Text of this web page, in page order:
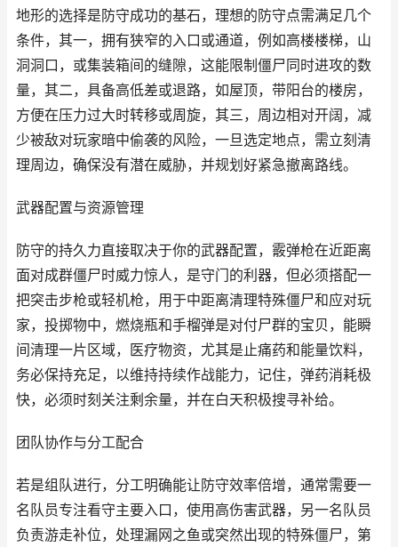
地形的选择是防守成功的基石，理想的防守点需满足几个
条件，其一，拥有狭窄的入口或通道，例如高楼楼梯，山
洞洞口，或集装箱间的缝隙，这能限制僵尸同时进攻的数
量，其二，具备高低差或退路，如屋顶，带阳台的楼房，
方便在压力过大时转移或周旋，其三，周边相对开阔，减
少被敌对玩家暗中偷袭的风险，一旦选定地点，需立刻清
理周边，确保没有潜在威胁，并规划好紧急撤离路线。
武器配置与资源管理
防守的持久力直接取决于你的武器配置，霰弹枪在近距离
面对成群僵尸时威力惊人，是守门的利器，但必须搭配一
把突击步枪或轻机枪，用于中距离清理特殊僵尸和应对玩
家，投掷物中，燃烧瓶和手榴弹是对付尸群的宝贝，能瞬
间清理一片区域，医疗物资，尤其是止痛药和能量饮料，
务必保持充足，以维持持续作战能力，记住，弹药消耗极
快，必须时刻关注剩余量，并在白天积极搜寻补给。
团队协作与分工配合
若是组队进行，分工明确能让防守效率倍增，通常需要一
名队员专注看守主要入口，使用高伤害武器，另一名队员
负责游走补位，处理漏网之鱼或突然出现的特殊僵尸，第